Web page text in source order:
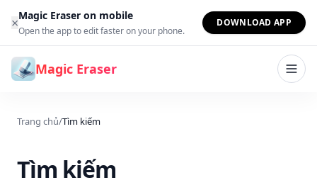
Bỏ qua đến nội dung
×Magic Eraser on mobile
Open the app to edit faster on your phone.
DOWNLOAD APP
Magic Eraser
Trang chủ/Tìm kiếm
Tìm kiếm